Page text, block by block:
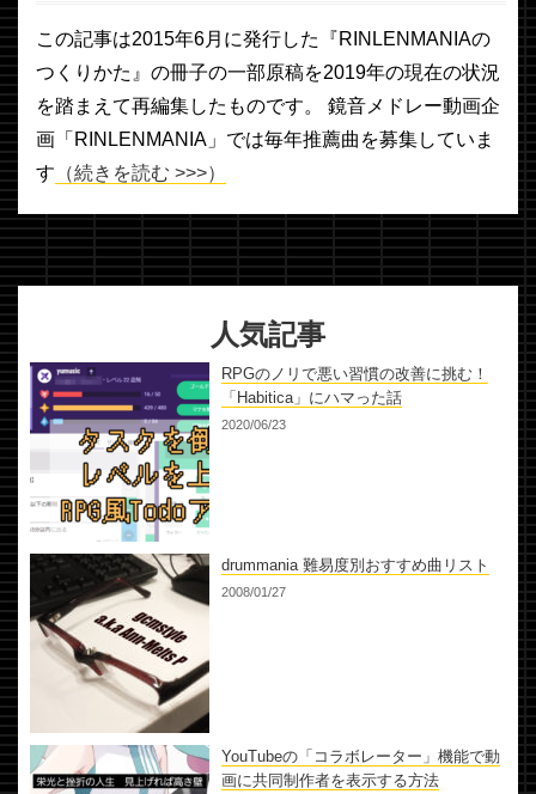
この記事は2015年6月に発行した『RINLENMANIAの
つくりかた』の冊子の一部原稿を2019年の現在の状況
を踏まえて再編集したものです。 鏡音メドレー動画企
画「RINLENMANIA」では毎年推薦曲を募集していま
す （続きを読む >>>）
人気記事
RPGのノリで悪い習慣の改善に挑む！
「Habitica」にハマった話
2020/06/23
drummania 難易度別おすすめ曲リスト
2008/01/27
YouTubeの「コラボレーター」機能で動
画に共同制作者を表示する方法